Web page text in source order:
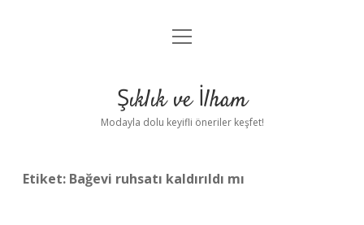
Anasayfa
Yasal Uyarı
menüyü
Şıklık ve İlham
Modayla dolu keyifli öneriler keşfet!
Etiket: Bağevi ruhsatı kaldırıldı mı